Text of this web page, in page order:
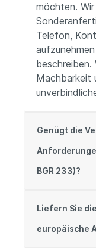
möchten.
Telefon,
Machbarkeit
Genügt die
BGR 233)?
Liefern Sie
europäische